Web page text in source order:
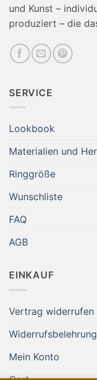
und Kunst –
produziert – die
SERVICE
Lookbook
Materialien und
Ringgröße
Wunschliste
FAQ
AGB
EINKAUF
Vertrag widerrufen
Widerrufsbelehrung
Mein Konto